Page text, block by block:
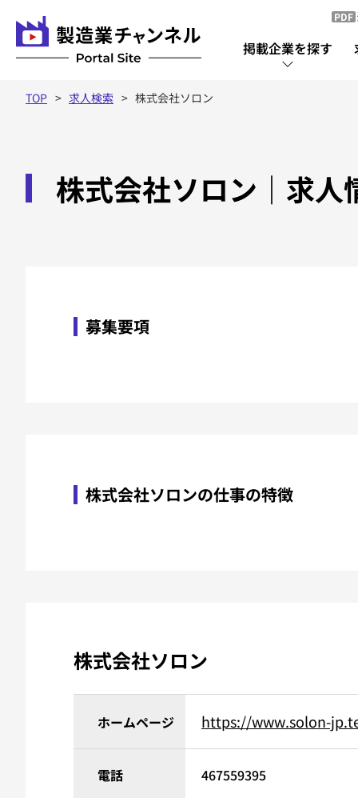
PDF
掲載企業を探す
掲載企業一覧
TOP 求人検索 株式会社ソロン
株式会社ソロン ｜求人
募集要項
株式会社ソロンの仕事の特徴
株式会社ソロン
ホームページ https://www.solon-
電話 467559395